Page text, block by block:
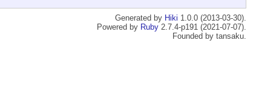
Generated by Hiki 1.0.0 (2013-03-30).
Powered by Ruby 2.7.4-p191 (2021-07-07).
Founded by tansaku.